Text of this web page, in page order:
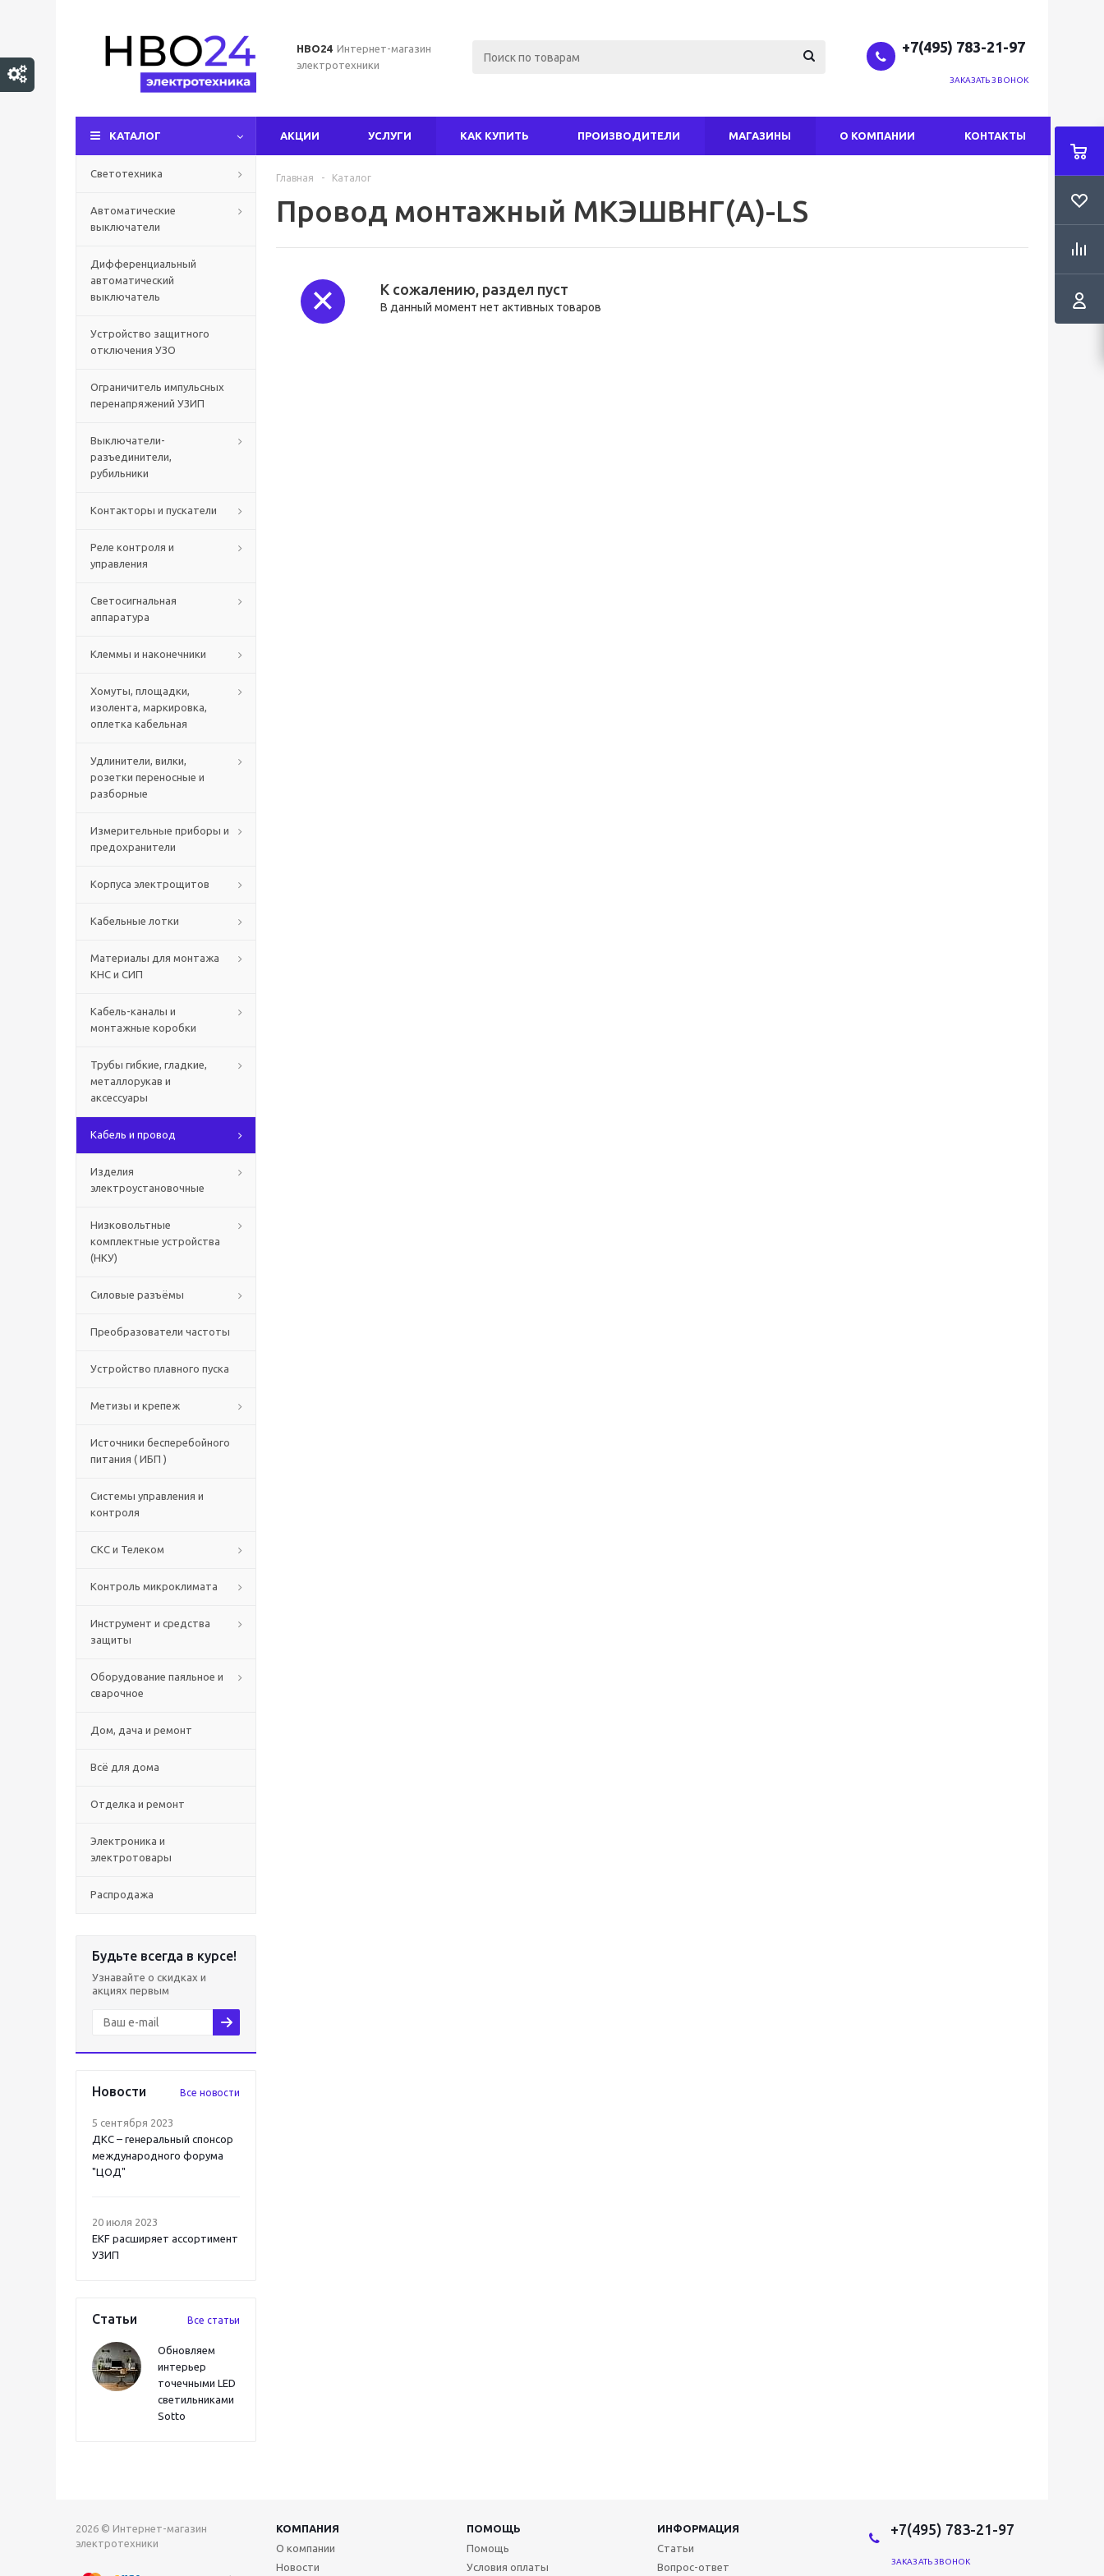
НВО24 Интернет-магазин
электротехники
+7(495) 783-21-97
ЗАКАЗАТЬ ЗВОНОК
КАТАЛОГ АКЦИИ УСЛУГИ КАК КУПИТЬ ПРОИЗВОДИТЕЛИ МАГАЗИНЫ О КОМПАНИИ КОНТАКТЫ
Светотехника
Автоматические
выключатели
Дифференциальный
автоматический
выключатель
Устройство защитного
отключения УЗО
Ограничитель импульсных
перенапряжений УЗИП
Выключатели-
разъединители,
рубильники
Контакторы и пускатели
Реле контроля и
управления
Светосигнальная
аппаратура
Клеммы и наконечники
Хомуты, площадки,
изолента, маркировка,
оплетка кабельная
Удлинители, вилки,
розетки переносные и
разборные
Измерительные приборы и
предохранители
Корпуса электрощитов
Кабельные лотки
Материалы для монтажа
КНС и СИП
Кабель-каналы и
монтажные коробки
Трубы гибкие, гладкие,
металлорукав и
аксессуары
Кабель и провод
Изделия
электроустановочные
Низковольтные
комплектные устройства
(НКУ)
Силовые разъёмы
Преобразователи частоты
Устройство плавного пуска
Метизы и крепеж
Источники бесперебойного
питания ( ИБП )
Системы управления и
контроля
СКС и Телеком
Контроль микроклимата
Инструмент и средства
защиты
Оборудование паяльное и
сварочное
Дом, дача и ремонт
Всё для дома
Отделка и ремонт
Электроника и
электротовары
Распродажа
Будьте всегда в курсе!
Узнавайте о скидках и
акциях первым
Новости Все новости
5 сентября 2023
ДКС – генеральный спонсор
международного форума
"ЦОД"
20 июля 2023
EKF расширяет ассортимент
УЗИП
Статьи Все статьи
Обновляем
интерьер
точечными LED
светильниками
Sotto
Главная - Каталог
Провод монтажный МКЭШВНГ(А)-LS
К сожалению, раздел пуст
В данный момент нет активных товаров
2026 © Интернет-магазин
электротехники
КОМПАНИЯ ПОМОЩЬ
ИНФОРМАЦИЯ
О компании
Новости
Помощь
Условия оплаты
Статьи
Вопрос-ответ
+7(495) 783-21-97
ЗАКАЗАТЬ ЗВОНОК